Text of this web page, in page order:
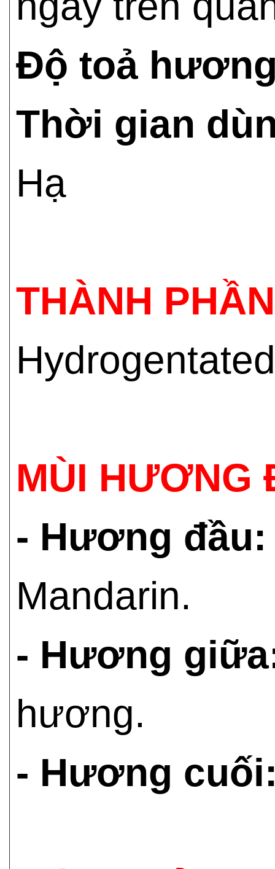
Độ toả
Thời gian
Hạ
THÀNH
MÙI HƯƠNG
- Hương đầu:
Mandarin.
- Hương
hương.
- Hương